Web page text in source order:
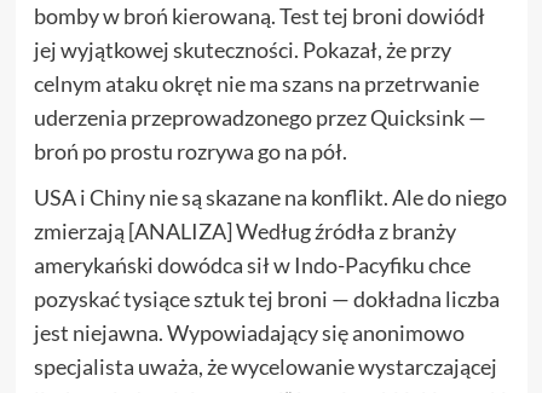
bomby w broń kierowaną. Test tej broni dowiódł
jej wyjątkowej skuteczności. Pokazał, że przy
celnym ataku okręt nie ma szans na przetrwanie
uderzenia przeprowadzonego przez Quicksink —
broń po prostu rozrywa go na pół.
USA i Chiny nie są skazane na konflikt. Ale do niego
zmierzają [ANALIZA] Według źródła z branży
amerykański dowódca sił w Indo-Pacyfiku chce
pozyskać tysiące sztuk tej broni — dokładna liczba
jest niejawna. Wypowiadający się anonimowo
specjalista uważa, że wycelowanie wystarczającej